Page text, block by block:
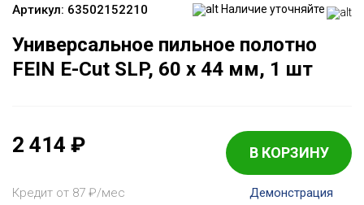
Артикул: 63502152210 Наличие уточняйте
Универсальное пильное полотно
FEIN E-Cut SLP, 60 x 44 мм, 1 шт
2 414 ₽ В КОРЗИНУ
Кредит от 87 ₽/мес Демонстрация